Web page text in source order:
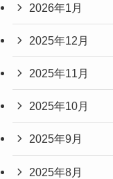
2026年1月
2025年12月
2025年11月
2025年10月
2025年9月
2025年8月